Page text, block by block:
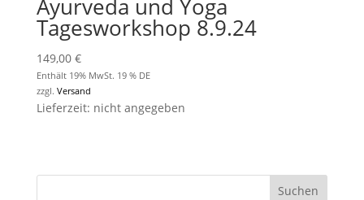
Ayurveda und Yoga
Tagesworkshop 8.9.24
149,00 €
Enthält 19% MwSt. 19 % DE
zzgl. Versand
Lieferzeit: nicht angegeben
Suchen